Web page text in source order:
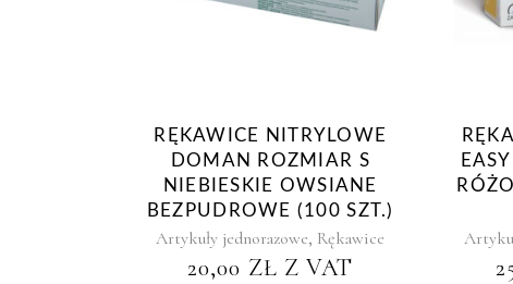
RĘKAWICE NITRYLOWE
DOMAN ROZMIAR S
NIEBIESKIE OWSIANE
BEZPUDROWE (100 SZT.)
Artykuły jednorazowe, Rękawice
20,00 ZŁ Z VAT